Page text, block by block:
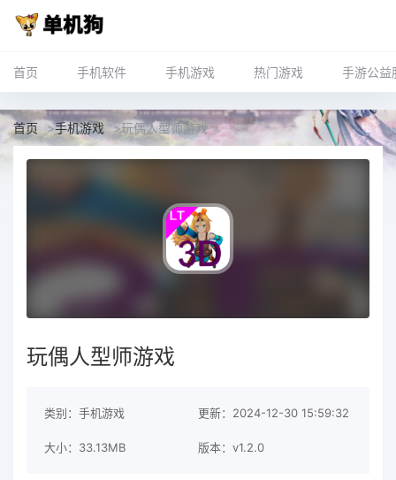
首页 手机软件 手机游戏 热门游戏 手游公益
首页 >手机游戏 >玩偶人型师游戏
玩偶人型师游戏
类别：手机游戏 更新：2024-12-30 15:59:32
大小：33.13MB 版本：v1.2.0